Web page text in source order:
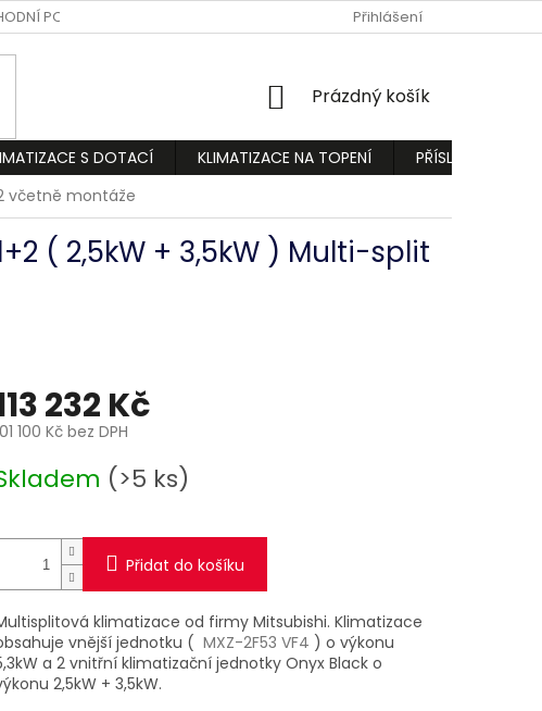
PODMÍNKY PODMÍNKY OCHRANY OSOBNÍCH ÚDAJŮ
Přihlášení
NÁKUPNÍ
Prázdný košík
S DOTACÍ KLIMATIZACE NA TOPENÍ
PŘÍSLUŠENSTVÍ
včetně montáže
( 2,5kW + 3,5kW ) Multi-split
232 Kč
100 Kč bez DPH
(>5 ks)
Přidat do košíku
klimatizace od firmy Mitsubishi. Klimatizace
vnější jednotku ( MXZ-2F53 VF4 ) o výkonu
a 2 vnitřní klimatizační jednotky Onyx Black o
2,5kW + 3,5kW.